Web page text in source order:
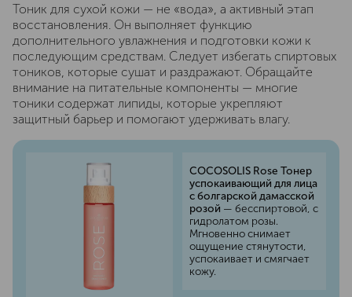
Тоник для сухой кожи — не «вода», а активный этап
восстановления. Он выполняет функцию
дополнительного увлажнения и подготовки кожи к
последующим средствам. Следует избегать спиртовых
тоников, которые сушат и раздражают. Обращайте
внимание на питательные компоненты — многие
тоники содержат липиды, которые укрепляют
защитный барьер и помогают удерживать влагу.
COCOSOLIS Rose Тонер
успокаивающий для лица
с болгарской дамасской
розой — бесспиртовой, с
гидролатом розы.
Мгновенно снимает
ощущение стянутости,
успокаивает и смягчает
кожу.